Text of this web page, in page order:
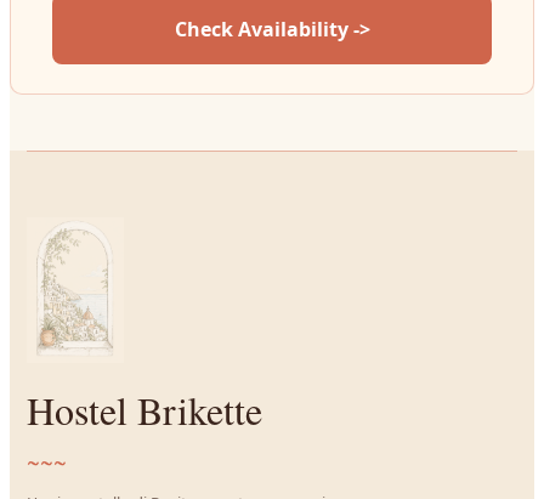
Check Availability ->
Hostel Brikette
~~~